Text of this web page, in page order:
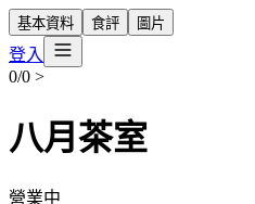
基本資料 食評 圖片
登入
0/0 >
八月茶室
營業中